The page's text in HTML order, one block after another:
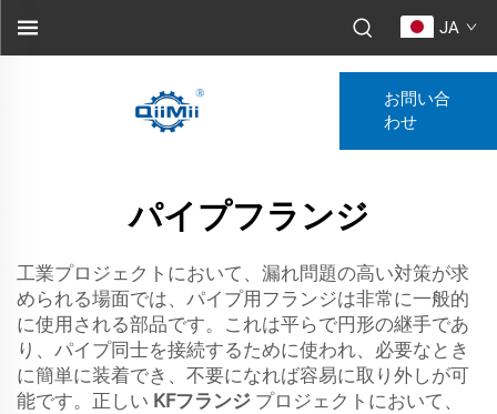
JA
お問い合
わせ
パイプフランジ
工業プロジェクトにおいて、漏れ問題の高い対策が求
められる場面では、パイプ用フランジは非常に一般的
に使用される部品です。これは平らで円形の継手であ
り、パイプ同士を接続するために使われ、必要なとき
に簡単に装着でき、不要になれば容易に取り外しが可
能です。正しい KFフランジ プロジェクトにおいて、